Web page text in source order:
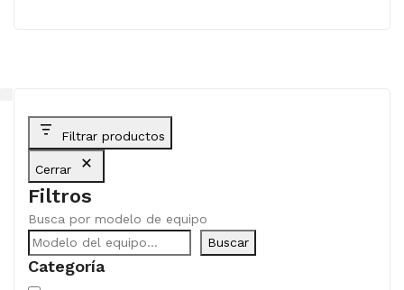
Filtrar productos
Cerrar
Filtros
Busca por modelo de equipo
Buscar
Categoría